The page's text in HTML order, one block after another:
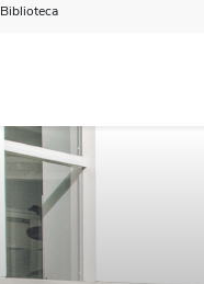
Biblioteca